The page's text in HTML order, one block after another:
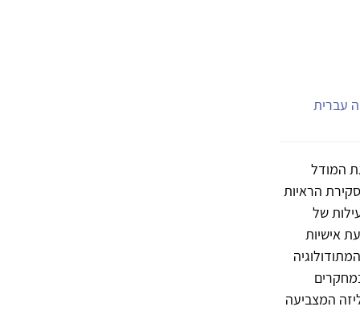
עברית
המודל
הראיות
של
אישיות
המצביעה